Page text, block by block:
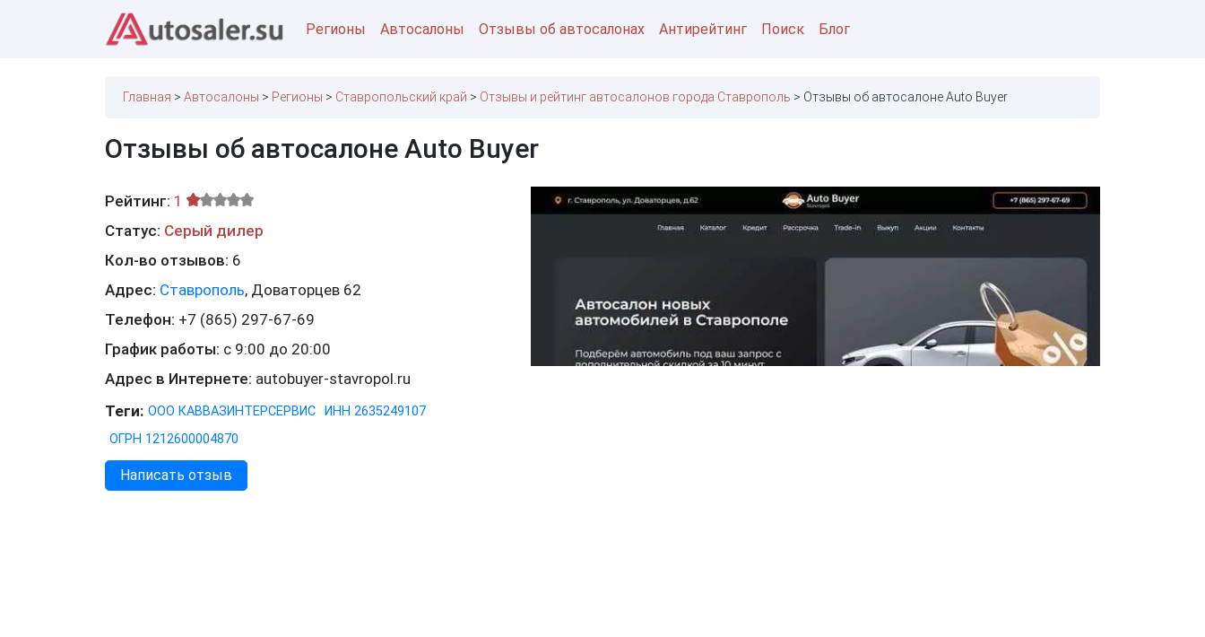
Регионы Автосалоны Отзывы об автосалонах Антирейтинг Поиск Блог
Главная Автосалоны Регионы Ставропольский край Отзывы и рейтинг автосалонов города Ставрополь Отзывы об автосалоне Auto Buyer
Отзывы об автосалоне Auto Buyer
Рейтинг: 1
Статус: Серый дилер
Кол-во отзывов: 6
Адрес: Ставрополь, Доваторцев 62
Телефон: +7 (865) 297-67-69
График работы: с 9:00 до 20:00
Адрес в Интернете: autobuyer-stavropol.ru
Теги: ООО КАВВАЗИНТЕРСЕРВИС
ИНН 2635249107
ОГРН 1212600004870
Написать отзыв